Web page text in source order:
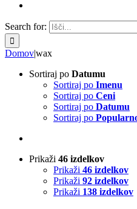
Search for:
Domov|wax
Sortiraj po Datumu
Sortiraj po Imenu
Sortiraj po Ceni
Sortiraj po Datumu
Sortiraj po
Prikaži 46 izdelkov
Prikaži 46 izdelkov
Prikaži 92 izdelkov
Prikaži 138 izdelkov